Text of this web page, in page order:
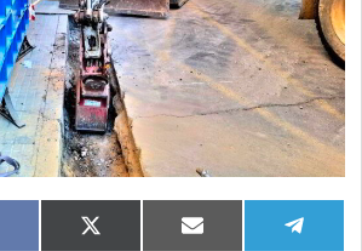
Compartir
X
Compartir
Email